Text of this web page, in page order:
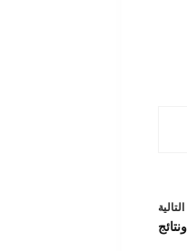
التالية